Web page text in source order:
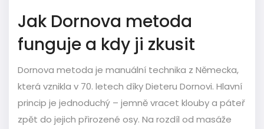
Jak Dornova metoda
funguje a kdy ji zkusit
Dornova metoda je manuální technika z Německa,
která vznikla v 70. letech díky Dieteru Dornovi. Hlavní
princip je jednoduchý – jemně vracet klouby a páteř
zpět do jejich přirozené osy. Na rozdíl od masáže